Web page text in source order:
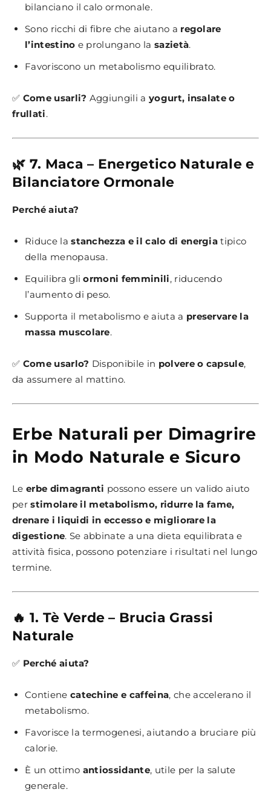
bilanciano il calo ormonale.
Sono ricchi di fibre che aiutano a regolare
l’intestino e prolungano la sazietà.
Favoriscono un metabolismo equilibrato.
✅ Come usarli? Aggiungili a yogurt, insalate o
frullati.
🌿 7. Maca – Energetico Naturale e
Bilanciatore Ormonale
Perché aiuta?
Riduce lastanchezza e il calo di energia tipico
della menopausa.
Equilibra gliormoni femminili, riducendo
l’aumento di peso.
Supporta il metabolismo e aiuta a preservare la
massa muscolare.
✅ Come usarlo? Disponibile in polvere o capsule,
da assumere al mattino.
Erbe Naturali per Dimagrire
in Modo Naturale e Sicuro
Le erbe dimagranti possono essere un valido aiuto
perstimolare il metabolismo, ridurre la fame,
drenare i liquidi in eccesso e migliorare la
digestione. Se abbinate a una dieta equilibrata e
attività fisica, possono potenziare i risultati nel lungo
termine.
🔥 1. Tè Verde – Brucia Grassi
Naturale
✅ Perché aiuta?
Contiene catechine e caffeina, che accelerano il
metabolismo.
Favorisce la termogenesi, aiutando a bruciare più
calorie.
È un ottimo antiossidante, utile per la salute
generale.